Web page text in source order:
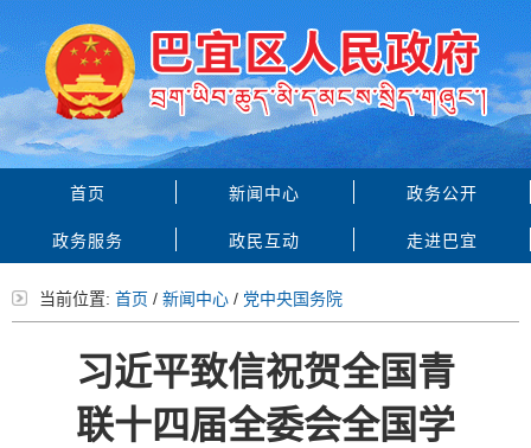
首页 新闻中心 政务公开
政务服务 政民互动 走进巴宜
当前位置: 首页 / 新闻中心 / 党中央国务院
习近平致信祝贺全国青
联十四届全委会全国学